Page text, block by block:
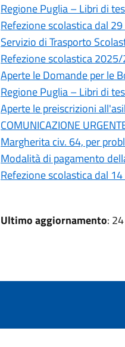
Regione Puglia – Libri di
Refezione scolastica dal
Servizio di Trasporto
Refezione scolastica
Aperte le Domande per le
Regione Puglia – Libri di
Aperte le preiscrizioni
COMUNICAZIONE
Margherita civ. 64, per
Modalità di pagamento
Refezione scolastica dal
Ultimo aggiornamento: